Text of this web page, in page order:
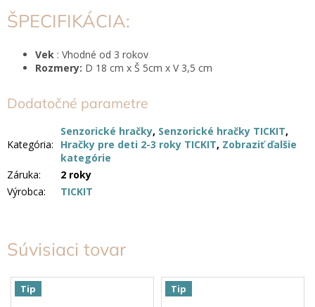
Súvisiaci tovar
Tip Tip
ŠPECIFIKÁCIA:
Vek : Vhodné od 3 rokov
Rozmery: D 18 cm x Š 5cm x V 3,5 cm
Dodatočné parametre
Kategória:
Senzorické hračky, Senzorické hračky TICKIT,
Hračky pre deti 2-3 roky TICKIT, Zobraziť ďalšie
kategórie
Záruka:
2 roky
Výrobca: TICKIT